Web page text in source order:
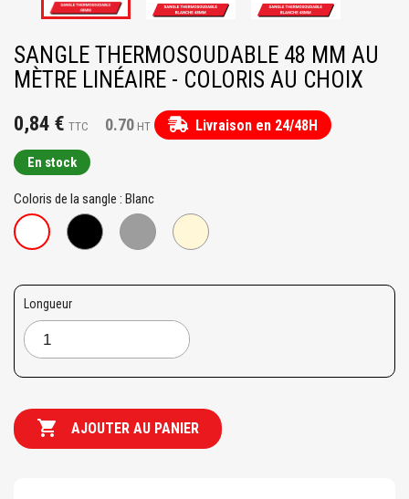
SANGLE THERMOSOUDABLE 48 MM AU
MÈTRE LINÉAIRE - COLORIS AU CHOIX
0,84 € TTC 0.70 HT Livraison en 24/48H
En stock
Coloris de la sangle : Blanc
Blanc Noir Gris Beige
Longueur
 AJOUTER AU PANIER